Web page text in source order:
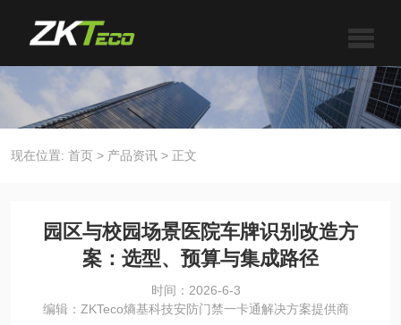
现在位置: 首页 > 产品资讯 > 正文
园区与校园场景医院车牌识别改造方
案：选型、预算与集成路径
时间：2026-6-3
编辑：ZKTeco熵基科技安防门禁一卡通解决方案提供商